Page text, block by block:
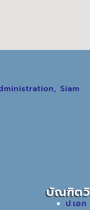
Siam
บัณฑิต
ป.เอก